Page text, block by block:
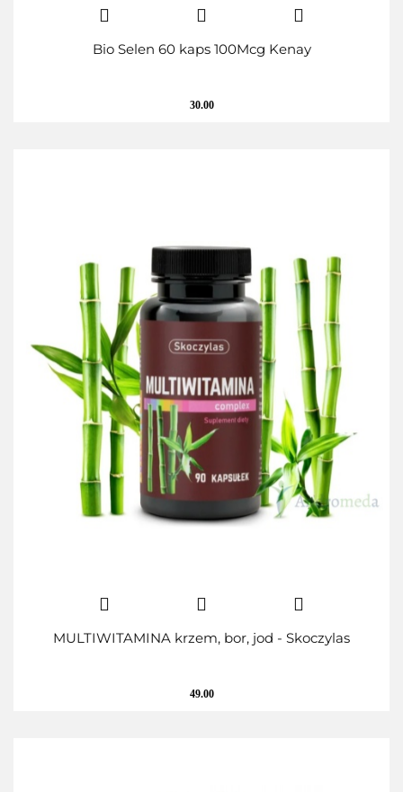
Bio Selen 60 kaps 100Mcg Kenay
30.00
MULTIWITAMINA krzem, bor, jod - Skoczylas
49.00